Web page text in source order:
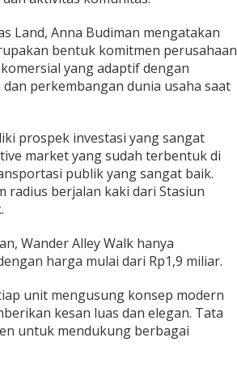
Land, Anna Budiman mengatakan
bentuk komitmen perusahaan
yang adaptif dengan
perkembangan dunia usaha saat
prospek investasi yang sangat
market yang sudah terbentuk di
publik yang sangat baik.
radius berjalan kaki dari Stasiun
Wander Alley Walk hanya
harga mulai dari Rp1,9 miliar.
unit mengusung konsep modern
kesan luas dan elegan. Tata
untuk mendukung berbagai